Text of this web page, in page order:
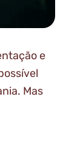
e
Mas